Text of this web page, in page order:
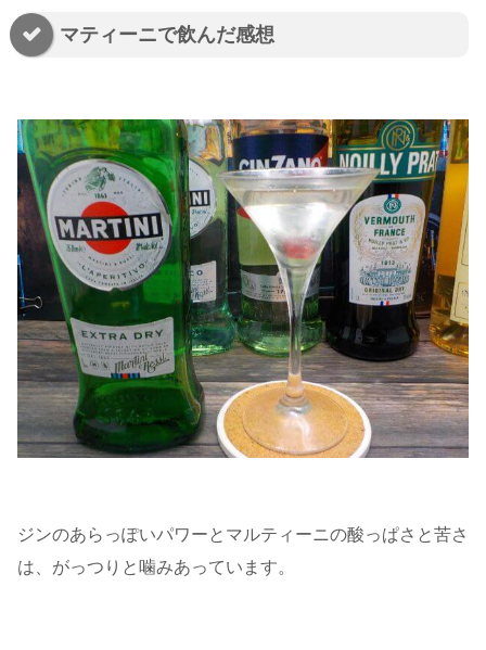
マティーニで飲んだ感想
ジンのあらっぽいパワーとマルティーニの酸っぱさと苦さ
は、がっつりと噛みあっています。